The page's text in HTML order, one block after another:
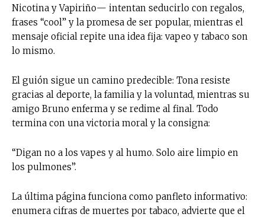
Nicotina y Vapiriño— intentan seducirlo con regalos,
frases “cool” y la promesa de ser popular, mientras el
mensaje oficial repite una idea fija: vapeo y tabaco son
lo mismo.
El guión sigue un camino predecible: Tona resiste
gracias al deporte, la familia y la voluntad, mientras su
amigo Bruno enferma y se redime al final. Todo
termina con una victoria moral y la consigna:
“Digan no a los vapes y al humo. Solo aire limpio en
los pulmones”.
La última página funciona como panfleto informativo:
enumera cifras de muertes por tabaco, advierte que el